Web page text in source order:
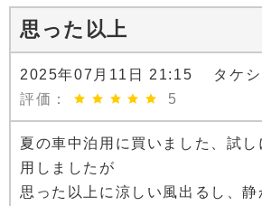
思った以上
2025年07月11日 21:15 タケシ
評価：
5
夏の車中泊用に買いました、試
用しましたが
思った以上に涼しい風出るし、静